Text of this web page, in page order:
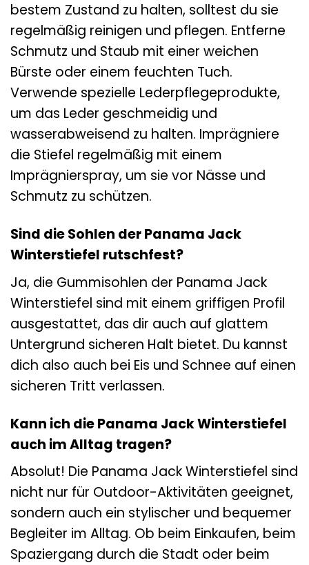
bestem Zustand zu halten, solltest du sie
regelmäßig reinigen und pflegen. Entferne
Schmutz und Staub mit einer weichen
Bürste oder einem feuchten Tuch.
Verwende spezielle Lederpflegeprodukte,
um das Leder geschmeidig und
wasserabweisend zu halten. Imprägniere
die Stiefel regelmäßig mit einem
Imprägnierspray, um sie vor Nässe und
Schmutz zu schützen.
Sind die Sohlen der Panama Jack
Winterstiefel rutschfest?
Ja, die Gummisohlen der Panama Jack
Winterstiefel sind mit einem griffigen Profil
ausgestattet, das dir auch auf glattem
Untergrund sicheren Halt bietet. Du kannst
dich also auch bei Eis und Schnee auf einen
sicheren Tritt verlassen.
Kann ich die Panama Jack Winterstiefel
auch im Alltag tragen?
Absolut! Die Panama Jack Winterstiefel sind
nicht nur für Outdoor-Aktivitäten geeignet,
sondern auch ein stylischer und bequemer
Begleiter im Alltag. Ob beim Einkaufen, beim
Spaziergang durch die Stadt oder beim